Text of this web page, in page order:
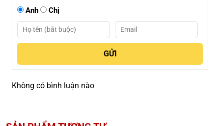
Anh Chị
Không có bình luận nào